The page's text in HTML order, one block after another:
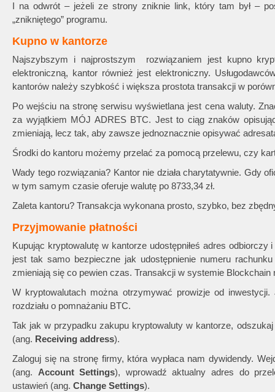
I na odwrót – jeżeli ze strony zniknie link, który tam był –
„znikniętego” programu.
Kupno w kantorze
Najszybszym i najprostszym rozwiązaniem jest kupno
elektroniczną, kantor również jest elektroniczny.
kantorów należy szybkość i większa prostota transakcji w
Po wejściu na stronę serwisu wyświetlana jest cena waluty.
za wyjątkiem MÓJ ADRES BTC. Jest to ciąg znaków
zmieniają, lecz tak, aby zawsze jednoznacznie opisywać
Środki do kantoru możemy przelać za pomocą przelewu, czy
Wady tego rozwiązania? Kantor nie działa charytatywnie. Gdy
w tym samym czasie oferuje walutę po 8733,34 zł.
Zaleta kantoru? Transakcja wykonana prosto, szybko, bez
Przyjmowanie płatności
Kupując kryptowalutę w kantorze udostępniłeś adres odbiorczy
jest tak samo bezpieczne jak udostępnienie numeru
zmieniają się co pewien czas. Transakcji w systemie
W kryptowalutach można otrzymywać prowizje od
rozdziału o pomnażaniu BTC.
Tak jak w przypadku zakupu kryptowaluty w kantorze,
(ang. Receiving address).
Zaloguj się na stronę firmy, która wypłaca nam dywidendy.
(ang. Account Settings), wprowadź aktualny adres do
ustawień (ang. Change Settings).